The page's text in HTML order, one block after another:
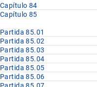
Capítulo 84
Capítulo 85
Partida 85.01
Partida 85.02
Partida 85.03
Partida 85.04
Partida 85.05
Partida 85.06